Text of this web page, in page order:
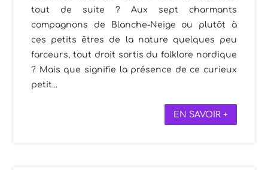
tout de suite ? Aux sept charmants
compagnons de Blanche-Neige ou plutôt à
ces petits êtres de la nature quelques peu
farceurs, tout droit sortis du folklore nordique
? Mais que signifie la présence de ce curieux
petit...
EN SAVOIR +